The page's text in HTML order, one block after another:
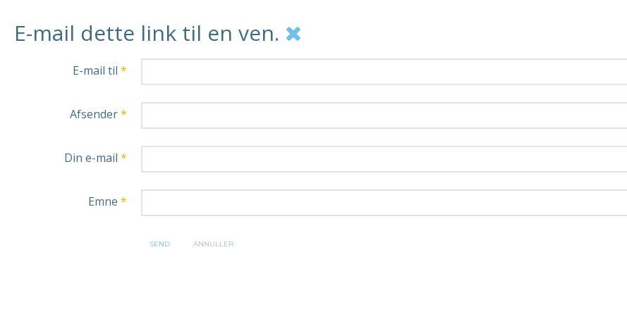
E-mail dette link til en ven.
E-mail til *
Afsender*
Din e-mail *
Emne *
SEND ANNULLER